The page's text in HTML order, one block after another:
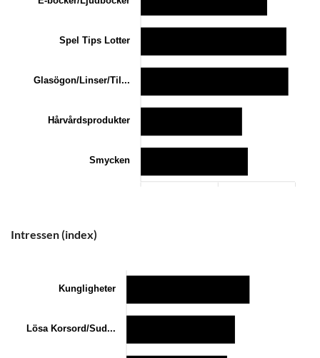
Spel Tips Lotter
Glasögon/Linser/Til...
Hårvårdsprodukter
Smycken
Intressen (index)
Kungligheter
Lösa Korsord/Sud...